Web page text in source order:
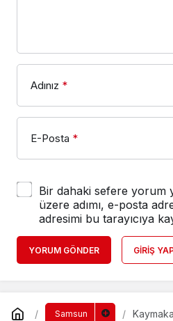
Adınız *
E-Posta *
Bir dahaki sefere yorum
üzere adımı, e-posta
adresimi bu tarayıcıya
YORUM GÖNDER GIRIŞ
Samsun